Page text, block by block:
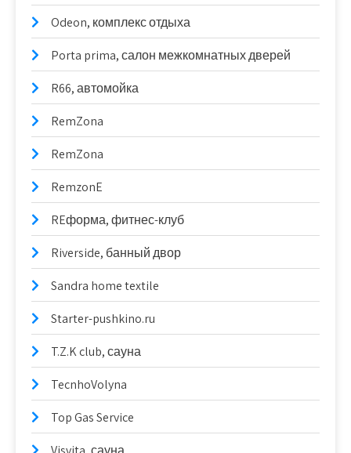
Odeon, комплекс отдыха
Porta prima, салон межкомнатных дверей
R66, автомойка
RemZona
RemZona
RemzonE
REформа, фитнес-клуб
Riverside, банный двор
Sandra home textile
Starter-pushkino.ru
T.Z.K club, сауна
TecnhoVolyna
Top Gas Service